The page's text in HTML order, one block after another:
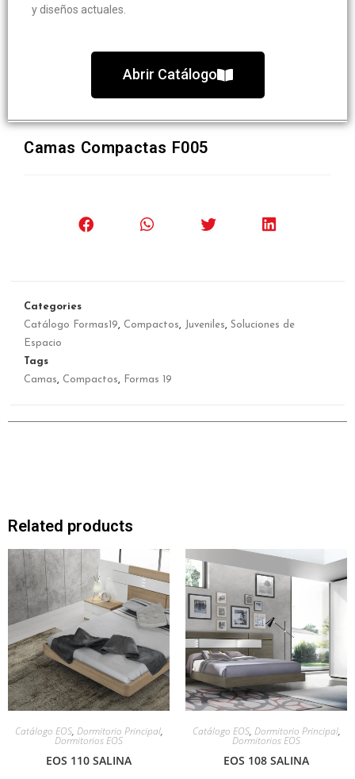
y diseños actuales.
Abrir Catálogo
Camas Compactas F005
Categories
Catálogo Formas19, Compactos, Juveniles, Soluciones de
Espacio
Tags
Camas, Compactos, Formas 19
Related products
Catálogo EOS, Dormitorio Principal,
Dormitorios EOS
EOS 110 SALINA
Catálogo EOS, Dormitorio Principal,
Dormitorios EOS
EOS 108 SALINA